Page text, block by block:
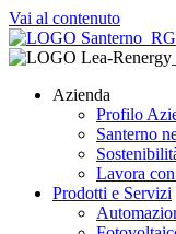
Vai al contenuto
Azienda
Profilo
Santerno
Lavora
Prodotti e Servizi